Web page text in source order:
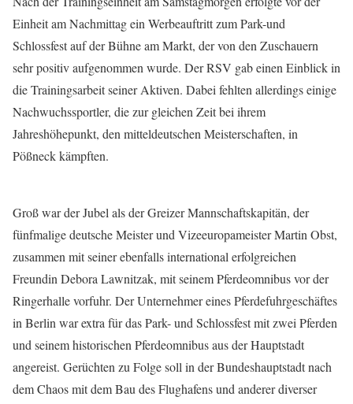
Einheit am Nachmittag ein Werbeauftritt zum Park-und
Schlossfest auf der Bühne am Markt, der von den Zuschauern
sehr positiv aufgenommen wurde. Der RSV gab einen Einblick in
die Trainingsarbeit seiner Aktiven. Dabei fehlten allerdings einige
Nachwuchssportler, die zur gleichen Zeit bei ihrem
Jahreshöhepunkt, den mitteldeutschen Meisterschaften, in
Pößneck kämpften.
Groß war der Jubel als der Greizer Mannschaftskapitän, der
fünfmalige deutsche Meister und Vizeeuropameister Martin Obst,
zusammen mit seiner ebenfalls international erfolgreichen
Freundin Debora Lawnitzak, mit seinem Pferdeomnibus vor der
Ringerhalle vorfuhr. Der Unternehmer eines Pferdefuhrgeschäftes
in Berlin war extra für das Park- und Schlossfest mit zwei Pferden
und seinem historischen Pferdeomnibus aus der Hauptstadt
angereist. Gerüchten zu Folge soll in der Bundeshauptstadt nach
dem Chaos mit dem Bau des Flughafens und anderer diverser